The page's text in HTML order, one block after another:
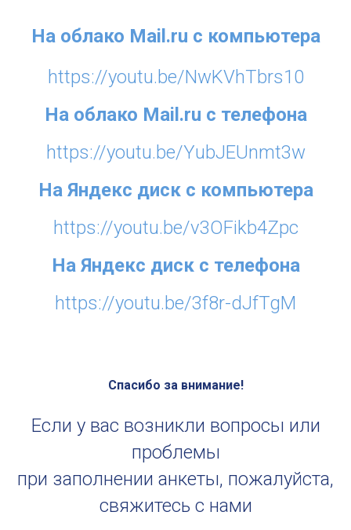
На облако Mail.ru с компьютера
https://youtu.be/NwKVhTbrs1 0
На облако Mail.ru с телефона
https://youtu.be/YubJEUnmt3w
На Яндекс диск с компьютера
https://youtu.be/v3OFikb4Zpc
На Яндекс диск с телефона
https://youtu.be/3f8r-dJfTgM
Спасибо за внимание!
Если у вас возникли вопросы или
проблемы
при заполнении анкеты, пожалуйста,
свяжитесь с нами